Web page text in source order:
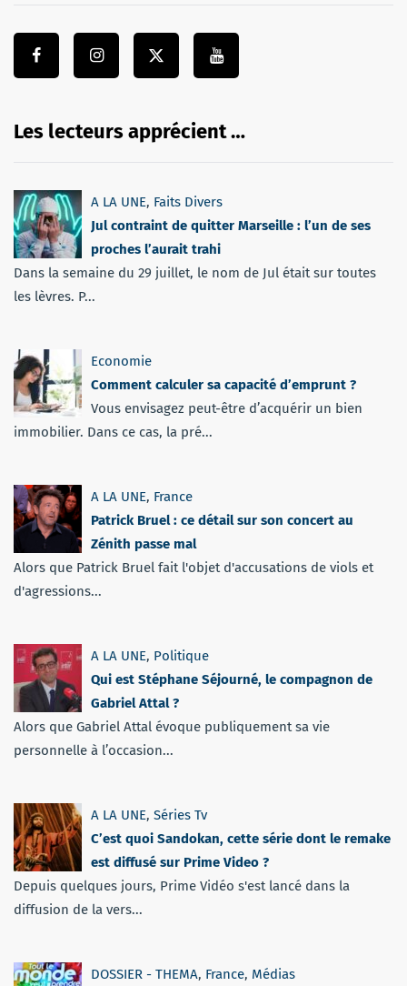
Les lecteurs apprécient …
A LA UNE, Faits Divers
Jul contraint de quitter Marseille : l’un de ses
proches l’aurait trahi
Dans la semaine du 29 juillet, le nom de Jul était sur toutes
les lèvres. P...
Economie
Comment calculer sa capacité d’emprunt ?
Vous envisagez peut-être d’acquérir un bien
immobilier. Dans ce cas, la pré...
A LA UNE, France
Patrick Bruel : ce détail sur son concert au
Zénith passe mal
Alors que Patrick Bruel fait l'objet d'accusations de viols et
d'agressions...
A LA UNE, Politique
Qui est Stéphane Séjourné, le compagnon de
Gabriel Attal ?
Alors que Gabriel Attal évoque publiquement sa vie
personnelle à l’occasion...
A LA UNE, Séries Tv
C’est quoi Sandokan, cette série dont le remake
est diffusé sur Prime Video ?
Depuis quelques jours, Prime Vidéo s'est lancé dans la
diffusion de la vers...
DOSSIER - THEMA, France, Médias